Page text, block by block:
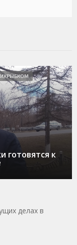
готовятся к
делах в